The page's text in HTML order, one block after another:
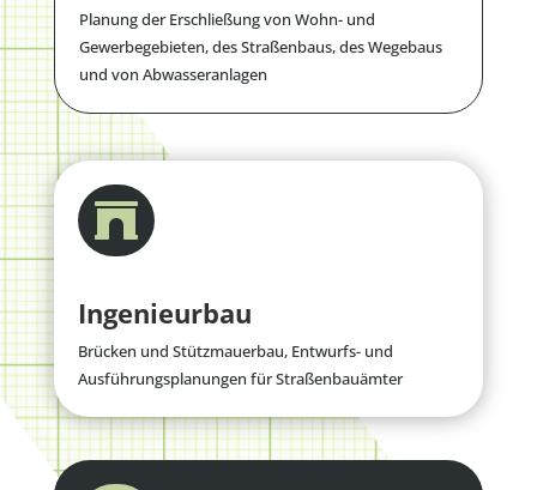
Planung der Erschließung von Wohn- und
Gewerbegebieten, des Straßenbaus, des Wegebaus
und von Abwasseranlagen

Ingenieurbau
Brücken und Stützmauerbau, Entwurfs- und
Ausführungsplanungen für Straßenbauämter